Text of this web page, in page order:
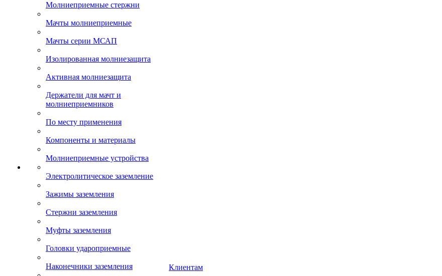
Молниеприемные стержни
Мачты молниеприемные
Мачты серии МСАП
Изолированная молниезащита
Активная молниезащита
Держатели для мачт и
молниеприемников
По месту применения
Компоненты и материалы
Молниеприемные устройства
Электролитическое заземление
Зажимы заземления
Стержни заземления
Муфты заземления
Головки удароприемные
Наконечники заземления
Клиентам